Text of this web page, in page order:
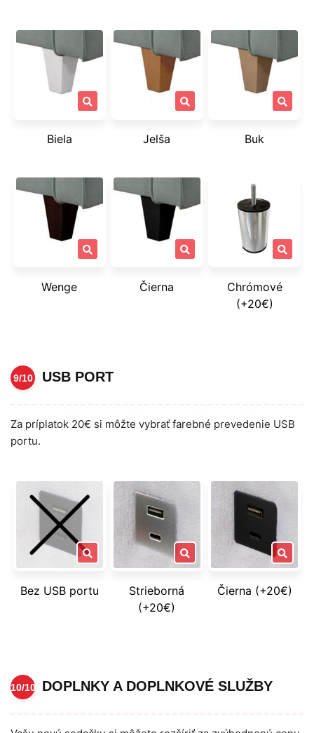
Biela Jelša Buk
Wenge Čierna
Chrómové
(+20€)
9/10 USB PORT
Za príplatok 20€ si môžte vybrať farebné prevedenie USB
portu.
Bez USB portu
Strieborná
(+20€)
Čierna (+20€)
10/10 DOPLNKY A DOPLNKOVÉ SLUŽBY